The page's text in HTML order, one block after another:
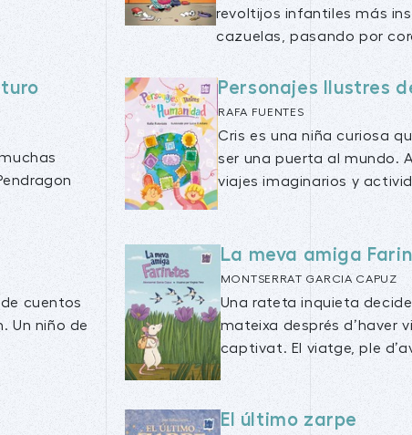
revoltijos infantiles más
cazuelas, pasando por
Personajes Ilustres
RAFA FUENTES
Cris es una niña curiosa
ser una puerta al mundo.
viajes imaginarios y
cuentos
Un niño de
La meva amiga
MONTSERRAT GARCIA CAPUZ
Una rateta inquieta
mateixa després d’haver
captivat. El viatge, ple
El último zarpe